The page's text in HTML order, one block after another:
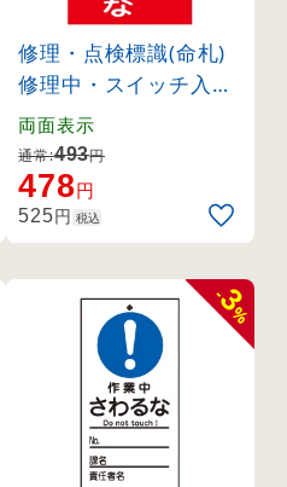
修理・点検標識(命札)
修理中・スイッチ入れ
るな 札-201 (85201)
両面表示
通常:493円
478円
525円 税込
-
3
%